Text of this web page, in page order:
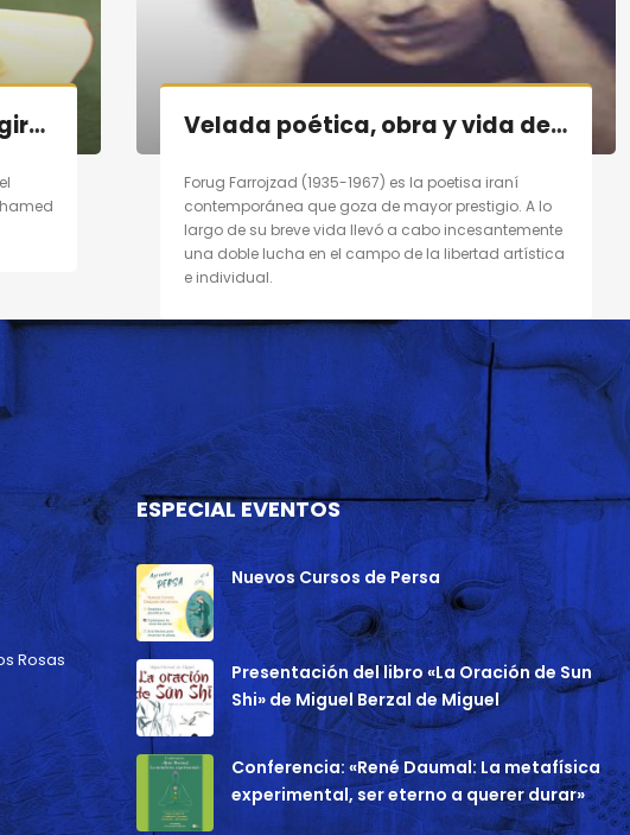
Danzando al Alma: música, giro, poesía en Madrid el 19/11/11 Velada poética, obra y vida de poetisa contemporánea persa «Forugh Farrojzad» en Madrid el 29/10/11
Forug Farrojzad (1935-1967) es la poetisa iraní
contemporánea que goza de mayor prestigio. A lo
largo de su breve vida llevó a cabo incesantemente
una doble lucha en el campo de la libertad artística
e individual.
ESPECIAL EVENTOS
Nuevos Cursos de Persa
Presentación del libro «La Oración de Sun
Shi» de Miguel Berzal de Miguel
Conferencia: «René Daumal: La metafísica
experimental, ser eterno a querer durar»